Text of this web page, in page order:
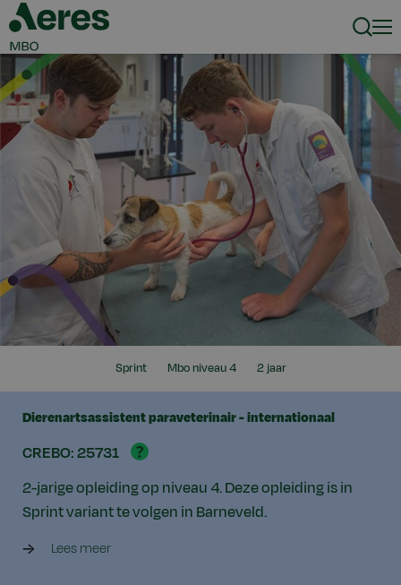
Dierenartsassistent paraveterinair - internationaal
CREBO: 25731
?
2-jarige opleiding op niveau 4. Deze opleiding is in
Sprint variant te volgen in Barneveld.
Lees meer
zoek
Sprint Mbo niveau 4 2 jaar